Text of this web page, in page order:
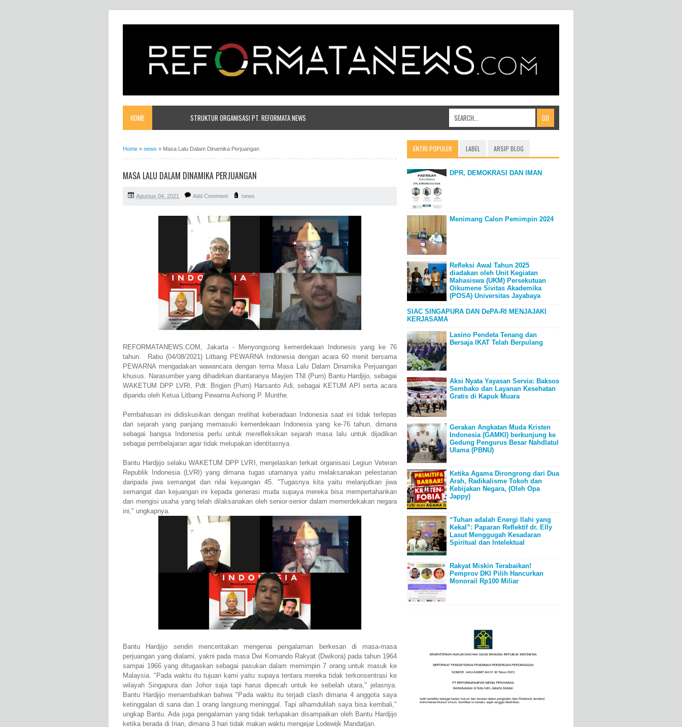
HOME STRUKTUR ORGANISASI PT. REFORMATA NEWS
Home » news » Masa Lalu Dalam Dinamika Perjuangan
MASA LALU DALAM DINAMIKA PERJUANGAN
Agustus 04, 2021 Add Comment news
REFORMATANEWS.COM, Jakarta - Menyongsong kemerdekaan Indonesis yang ke 76
tahun. Rabu (04/08/2021) Litbang PEWARNA Indonesia dengan acara 60 menit bersama
PEWARNA mengadakan wawancara dengan tema Masa Lalu Dalam Dinamika Perjuangan
khusus. Narasumber yang dihadirkan diantaranya Mayjen TNI (Purn) Bantu Hardjijo, sebagai
WAKETUM DPP LVRI, Pdt. Brigjen (Purn) Harsanto Adi, sebagai KETUM API serta acara
dipandu oleh Ketua Litbang Pewarna Ashiong P. Munthe.
Pembahasan ini didiskusikan dengan melihat keberadaan Indonesia saat ini tidak terlepas
dari sejarah yang panjang memasuki kemerdekaan Indonesia yang ke-76 tahun, dimana
sebagai bangsa Indonesia perlu untuk merefleksikan sejarah masa lalu untuk dijadikan
sebagai pembelajaran agar tidak melupakan identitasnya.
Bantu Hardjijo selaku WAKETUM DPP LVRI, menjelaskan terkait organisasi Legiun Veteran
Republik Indonesia (LVRI) yang dimana tugas utamanya yaitu melaksanakan pelestarian
daripada jiwa semangat dan nilai kejuangan 45. "Tugasnya kita yaitu melanjutkan jiwa
semangat dan kejuangan ini kepada generasi muda supaya mereka bisa mempertahankan
dan mengisi usaha yang telah dilaksanakan oleh senior-senior dalam memerdekakan negara
ini," ungkapnya.
Bantu Hardjijo sendiri menceritakan mengenai pengalaman berkesan di masa-masa
perjuangan yang dialami, yakni pada masa Dwi Komando Rakyat (Dwikora) pada tahun 1964
sampai 1966 yang ditugaskan sebagai pasukan dalam memimpin 7 orang untuk masuk ke
Malaysia. "Pada waktu itu tujuan kami yaitu supaya tentara mereka tidak terkonsentrasi ke
wilayah Singapura dan Johor saja tapi harus dipecah untuk ke sebelah utara," jelasnya.
Bantu Hardjijo menambahkan bahwa "Pada waktu itu terjadi clash dimana 4 anggota saya
ketinggalan di sana dan 1 orang langsung meninggal. Tapi alhamdulilah saya bisa kembali,"
ungkap Bantu. Ada juga pengalaman yang tidak terlupakan disampaikan oleh Bantu Hardjijo
ketika berada di Irian, dimana 3 hari tidak makan waktu mengejar Lodewijk Mandatjan.
ENTRI POPULER LABEL ARSIP BLOG
DPR, DEMOKRASI DAN IMAN
Menimang Calon Pemimpin 2024
Refleksi Awal Tahun 2025
diadakan oleh Unit Kegiatan
Mahasiswa (UKM) Persekutuan
Oikumene Sivitas Akademika
(POSA) Universitas Jayabaya
SIAC SINGAPURA DAN DePA-RI MENJAJAKI
KERJASAMA
Lasino Pendeta Tenang dan
Bersaja IKAT Telah Berpulang
Aksi Nyata Yayasan Servia: Baksos
Sembako dan Layanan Kesehatan
Gratis di Kapuk Muara
Gerakan Angkatan Muda Kristen
Indonesia (GAMKI) berkunjung ke
Gedung Pengurus Besar Nahdlatul
Ulama (PBNU)
Ketika Agama Dirongrong dari Dua
Arah, Radikalisme Tokoh dan
Kebijakan Negara, (Oleh Opa
Jappy)
“Tuhan adalah Energi Ilahi yang
Kekal”: Paparan Reflektif dr. Elly
Lasut Menggugah Kesadaran
Spiritual dan Intelektual
Rakyat Miskin Terabaikan!
Pemprov DKI Pilih Hancurkan
Monorail Rp100 Miliar